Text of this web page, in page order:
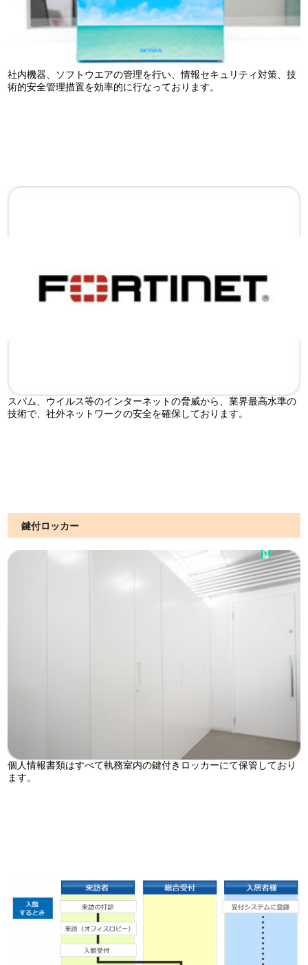
社内機器、ソフトウエアの管理を行い、情報セキュリティ対策、技
術的安全管理措置を効率的に行なっております。
スパム、ウイルス等のインターネットの脅威から、業界最高水準の
技術で、社外ネットワークの安全を確保しております。
鍵付ロッカー
個人情報書類はすべて執務室内の鍵付きロッカーにて保管しており
ます。